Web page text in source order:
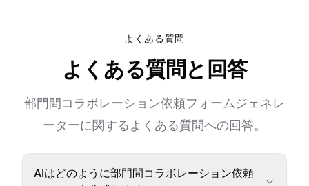
よくある質問
よくある質問と回答
部門間コラボレーション依頼フォームジェネレ
ーターに関するよくある質問への回答。
AIはどのように部門間コラボレーション依頼